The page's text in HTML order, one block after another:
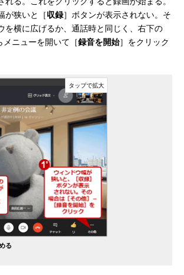
が狭いと［収録］ボタンが表示されない。そ
を横に広げるか、通話時と同じく、右下の
メニューを開いて［録音を開始］をクリック
る